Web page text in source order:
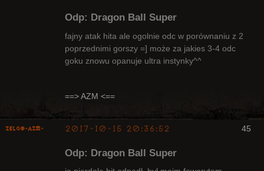
Odp: Dragon Ball Super
fajny atak hita ale ogolnie odc w porównaniu z 2
poprzednimi gorszy =] może za jakies 3-4 odc
goku znowu opanuje ultra instynky^^
==> AZM <==
45
ZelgO-AZM- 2017-10-15 20:36:52
Odp: Dragon Ball Super